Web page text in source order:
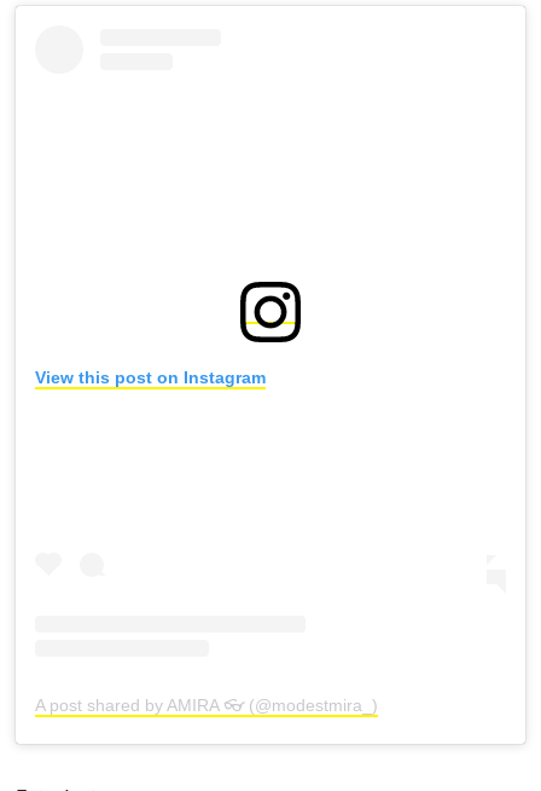
View this post on Instagram
A post shared by AMIRA 👓 (@modestmira_)